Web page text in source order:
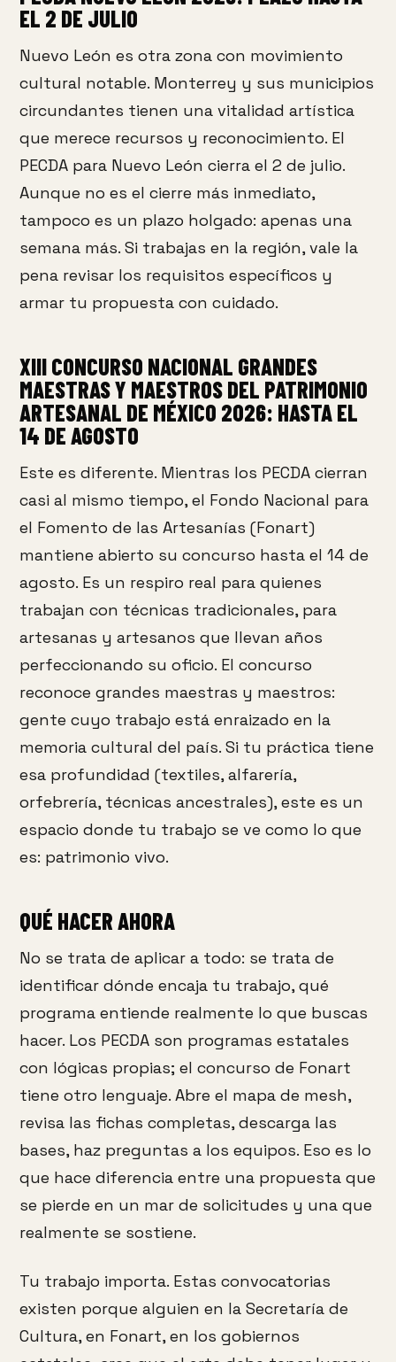
EL 2 DE JULIO
Nuevo León es otra zona con movimiento
cultural notable. Monterrey y sus municipios
circundantes tienen una vitalidad artística
que merece recursos y reconocimiento. El
PECDA para Nuevo León cierra el 2 de julio.
Aunque no es el cierre más inmediato,
tampoco es un plazo holgado: apenas una
semana más. Si trabajas en la región, vale la
pena revisar los requisitos específicos y
armar tu propuesta con cuidado.
XIII CONCURSO NACIONAL GRANDES
MAESTRAS Y MAESTROS DEL PATRIMONIO
ARTESANAL DE MÉXICO 2026: HASTA EL
14 DE AGOSTO
Este es diferente. Mientras los PECDA cierran
casi al mismo tiempo, el Fondo Nacional para
el Fomento de las Artesanías (Fonart)
mantiene abierto su concurso hasta el 14 de
agosto. Es un respiro real para quienes
trabajan con técnicas tradicionales, para
artesanas y artesanos que llevan años
perfeccionando su oficio. El concurso
reconoce grandes maestras y maestros:
gente cuyo trabajo está enraizado en la
memoria cultural del país. Si tu práctica tiene
esa profundidad (textiles, alfarería,
orfebrería, técnicas ancestrales), este es un
espacio donde tu trabajo se ve como lo que
es: patrimonio vivo.
QUÉ HACER AHORA
No se trata de aplicar a todo: se trata de
identificar dónde encaja tu trabajo, qué
programa entiende realmente lo que buscas
hacer. Los PECDA son programas estatales
con lógicas propias; el concurso de Fonart
tiene otro lenguaje. Abre el mapa de mesh,
revisa las fichas completas, descarga las
bases, haz preguntas a los equipos. Eso es lo
que hace diferencia entre una propuesta que
se pierde en un mar de solicitudes y una que
realmente se sostiene.
Tu trabajo importa. Estas convocatorias
existen porque alguien en la Secretaría de
Cultura, en Fonart, en los gobiernos